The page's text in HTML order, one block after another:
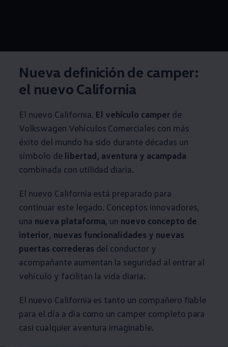
Nueva definición de camper:
el nuevo California
El nuevo California. El vehículo camper de
Volkswagen Vehículos Comerciales con más
éxito del mundo ha sido durante décadas un
símbolo de libertad, aventura y acampada
combinada con utilidad diaria.
El nuevo California está preparado para
continuar este legado. Conceptos innovadores,
una nueva plataforma, un nuevo concepto de
interior, nuevas funcionalidades y nuevas
puertas correderas del conductor y
acompañante aumentan la seguridad al entrar al
vehículo y facilitan la vida diaria.
El nuevo California es tanto un compañero fiable
para el día a día como un camper completo para
casi cualquier aventura imaginable.